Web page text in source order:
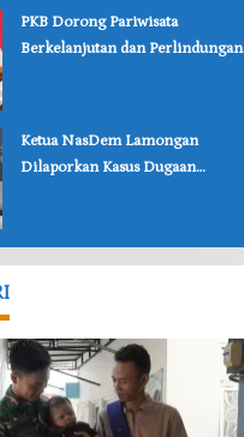
‎PKB Dorong Pariwisata
Berkelanjutan dan Perlindungan
‎Ketua NasDem Lamongan
Dilaporkan Kasus Dugaan